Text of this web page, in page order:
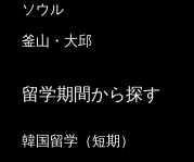
ソウル
釜山・大邱
留学期間から探す
韓国留学（短期）